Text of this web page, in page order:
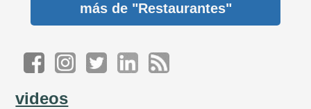
más de "Restaurantes"
videos